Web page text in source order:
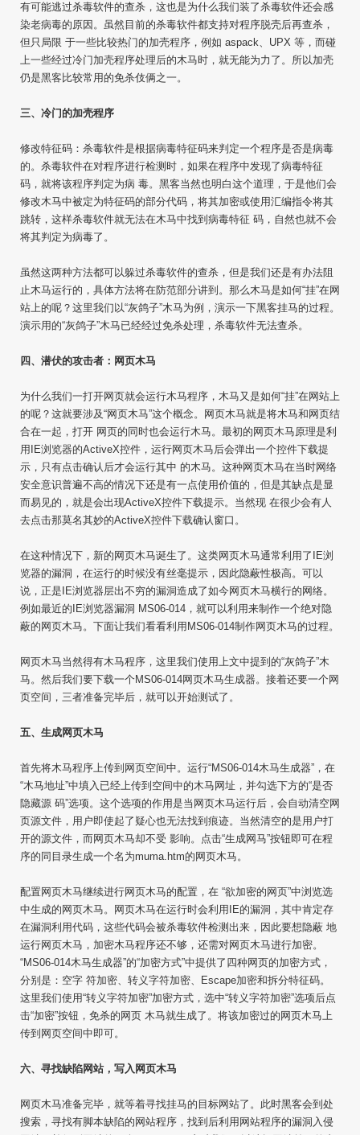
有可能逃过杀毒软件的查杀，这也是为什么我们装了杀毒软件还会感
染老病毒的原因。虽然目前的杀毒软件都支持对程序脱壳后再查杀，
但只局限 于一些比较热门的加壳程序，例如 aspack、UPX 等，而碰
上一些经过冷门加壳程序处理后的木马时，就无能为力了。所以加壳
仍是黑客比较常用的免杀伎俩之一。
三、冷门的加壳程序
修改特征码：杀毒软件是根据病毒特征码来判定一个程序是否是病毒
的。杀毒软件在对程序进行检测时，如果在程序中发现了病毒特征
码，就将该程序判定为病 毒。黑客当然也明白这个道理，于是他们会
修改木马中被定为特征码的部分代码，将其加密或使用汇编指令将其
跳转，这样杀毒软件就无法在木马中找到病毒特征 码，自然也就不会
将其判定为病毒了。
虽然这两种方法都可以躲过杀毒软件的查杀，但是我们还是有办法阻
止木马运行的，具体方法将在防范部分讲到。那么木马是如何“挂”在网
站上的呢？这里我们以“灰鸽子”木马为例，演示一下黑客挂马的过程。
演示用的“灰鸽子”木马已经经过免杀处理，杀毒软件无法查杀。
四、潜伏的攻击者：网页木马
为什么我们一打开网页就会运行木马程序，木马又是如何“挂”在网站上
的呢？这就要涉及“网页木马”这个概念。网页木马就是将木马和网页结
合在一起，打开 网页的同时也会运行木马。最初的网页木马原理是利
用IE浏览器的ActiveX控件，运行网页木马后会弹出一个控件下载提
示，只有点击确认后才会运行其中 的木马。这种网页木马在当时网络
安全意识普遍不高的情况下还是有一点使用价值的，但是其缺点是显
而易见的，就是会出现ActiveX控件下载提示。当然现 在很少会有人
去点击那莫名其妙的ActiveX控件下载确认窗口。
在这种情况下，新的网页木马诞生了。这类网页木马通常利用了IE浏
览器的漏洞，在运行的时候没有丝毫提示，因此隐蔽性极高。可以
说，正是IE浏览器层出不穷的漏洞造成了如今网页木马横行的网络。
例如最近的IE浏览器漏洞 MS06-014，就可以利用来制作一个绝对隐
蔽的网页木马。下面让我们看看利用MS06-014制作网页木马的过程。
网页木马当然得有木马程序，这里我们使用上文中提到的“灰鸽子”木
马。然后我们要下载一个MS06-014网页木马生成器。接着还要一个网
页空间，三者准备完毕后，就可以开始测试了。
五、生成网页木马
首先将木马程序上传到网页空间中。运行“MS06-014木马生成器”，在
“木马地址”中填入已经上传到空间中的木马网址，并勾选下方的“是否
隐藏源 码”选项。这个选项的作用是当网页木马运行后，会自动清空网
页源文件，用户即使起了疑心也无法找到痕迹。当然清空的是用户打
开的源文件，而网页木马却不受 影响。点击“生成网马”按钮即可在程
序的同目录生成一个名为muma.htm的网页木马。
配置网页木马继续进行网页木马的配置，在 “欲加密的网页”中浏览选
中生成的网页木马。网页木马在运行时会利用IE的漏洞，其中肯定存
在漏洞利用代码，这些代码会被杀毒软件检测出来，因此要想隐蔽 地
运行网页木马，加密木马程序还不够，还需对网页木马进行加密。
“MS06-014木马生成器”的“加密方式”中提供了四种网页的加密方式，
分别是：空字 符加密、转义字符加密、Escape加密和拆分特征码。
这里我们使用“转义字符加密”加密方式，选中“转义字符加密”选项后点
击“加密”按钮，免杀的网页 木马就生成了。将该加密过的网页木马上
传到网页空间中即可。
六、寻找缺陷网站，写入网页木马
网页木马准备完毕，就等着寻找挂马的目标网站了。此时黑客会到处
搜索，寻找有脚本缺陷的网站程序，找到后利用网站程序的漏洞入侵